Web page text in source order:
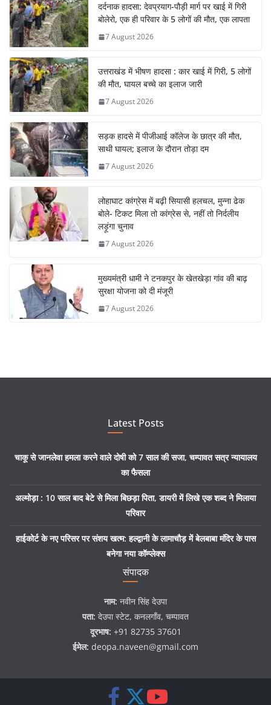
दर्दनाक हादसा: देवप्रयाग-पौड़ी मार्ग पर खाई में गिरी
बोलेरो, एक ही परिवार के 5 लोगों की मौत, एक लापता
7 August 2026
उत्तराखंड में भीषण हादसा : कार खाई में गिरी, 5 लोगों
की मौत, घायल बच्चे का इलाज जारी
7 August 2026
सड़क हादसे में पीजीआई कॉलेज के छात्र की मौत,
साथी घायल; इलाज के दौरान तोड़ा दम
7 August 2026
लोहाघाट कांग्रेस में बढ़ी सियासी हलचल, मुन्ना ढेक
बोले- टिकट मिला तो कांग्रेस से, नहीं तो निर्दलीय
लड़ूंगा चुनाव
7 August 2026
मुख्यमंत्री धामी ने टनकपुर के खेतखेड़ा गांव की बाढ़
सुरक्षा योजना को दी मंजूरी
7 August 2026
Latest Posts
चाकू से जानलेवा हमला करने वाले दोषी को 7 साल की सजा, चम्पावत सत्र न्यायालय
का फैसला
अल्मोड़ा : 10 साल बाद बेटे से मिला बिछड़ा पिता, डायरी में लिखे एक शब्द ने मिलाया
परिवार
हाईकोर्ट के नए परिसर पर संशय खत्म: हल्द्वानी के लामाचौड़ में बेलबाबा मंदिर के पास
बनेगा नया कॉम्प्लेक्स
संपादक
नाम: नवीन सिंह देउपा
पता: देउपा स्टेट, कनलगाँव, चम्पावत
दूरभाष: +91 82735 37601
ईमेल: deopa.naveen@gmail.com